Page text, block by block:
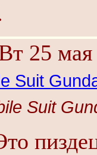
25
Suit
Suit